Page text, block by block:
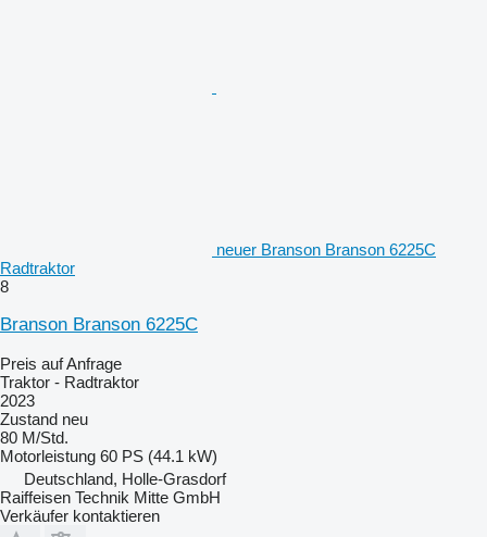
neuer Branson Branson 6225C
Radtraktor
8
Branson Branson 6225C
Preis auf Anfrage
Traktor - Radtraktor
2023
Zustand neu
80 M/Std.
Motorleistung 60 PS (44.1 kW)
Deutschland, Holle-Grasdorf
Raiffeisen Technik Mitte GmbH
Verkäufer kontaktieren